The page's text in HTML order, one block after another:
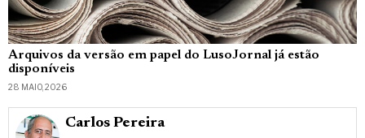
Arquivos da versão em papel do LusoJornal já estão
disponíveis
28 MAIO, 2026
Carlos Pereira